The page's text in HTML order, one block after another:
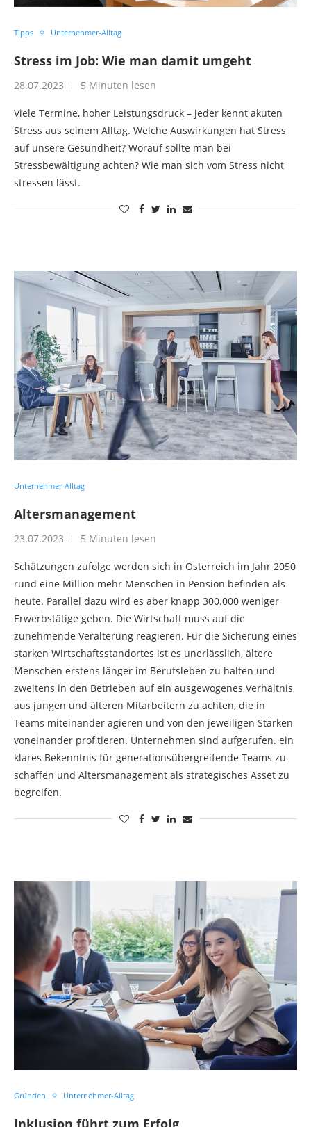
Tipps Unternehmer-Alltag
Stress im Job: Wie man damit umgeht
28.07.2023 5 Minuten lesen
Viele Termine, hoher Leistungsdruck – jeder kennt akuten
Stress aus seinem Alltag. Welche Auswirkungen hat Stress
auf unsere Gesundheit? Worauf sollte man bei
Stressbewältigung achten? Wie man sich vom Stress nicht
stressen lässt.
Unternehmer-Alltag
Altersmanagement
23.07.2023 5 Minuten lesen
Schätzungen zufolge werden sich in Österreich im Jahr 2050
rund eine Million mehr Menschen in Pension befinden als
heute. Parallel dazu wird es aber knapp 300.000 weniger
Erwerbstätige geben. Die Wirtschaft muss auf die
zunehmende Veralterung reagieren. Für die Sicherung eines
starken Wirtschaftsstandortes ist es unerlässlich, ältere
Menschen erstens länger im Berufsleben zu halten und
zweitens in den Betrieben auf ein ausgewogenes Verhältnis
aus jungen und älteren Mitarbeitern zu achten, die in
Teams miteinander agieren und von den jeweiligen Stärken
voneinander profitieren. Unternehmen sind aufgerufen. ein
klares Bekenntnis für generationsübergreifende Teams zu
schaffen und Altersmanagement als strategisches Asset zu
begreifen.
Gründen Unternehmer-Alltag
Inklusion führt zum Erfolg